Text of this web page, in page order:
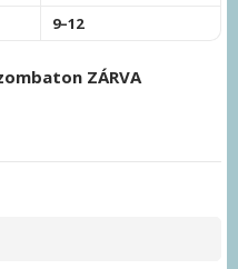
9–12
ZÁRVA